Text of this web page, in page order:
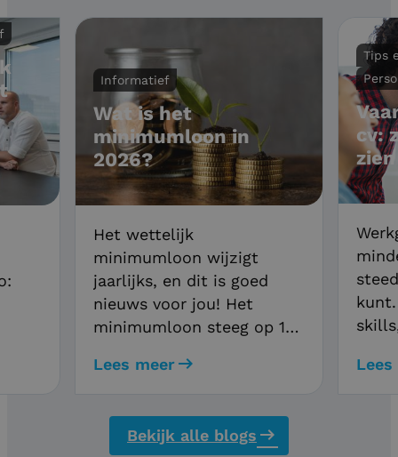
Informatief
Wat is het
minimumloon in
2026?
Het wettelijk
minimumloon wijzigt
jaarlijks, en dit is goed
nieuws voor jou! Het
minimumloon steeg op 1
vanaf juli nog een keer
deze loonsverhoging
betekent voor jouw
Lees meer
Tips
cv:
Bekijk alle blogs